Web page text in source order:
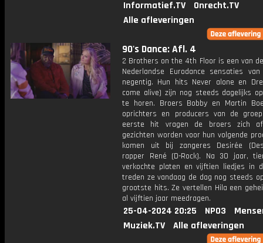
Informatief.TV
Onrecht.TV
Alle afleveringen
90's Dance: Afl. 4
2 Brothers on the 4th Floor is een van
Nederlandse Eurodance sensaties
negentig. Hun hits Never alone en
come alive) zijn nog steeds dagelijks
te horen. Broers Bobby en Martin
oprichters en producers van de
eerste hit vragen de broers zich
gezichten worden voor hun volgende
komen uit bij zangeres Desirée
rapper René (D-Rock). Na 30 jaar,
verkochte platen en vijftien liedjes in
treden ze vandaag de dag nog steeds
grootste hits. Ze vertellen Hila een
al vijftien jaar meedragen.
25-04-2024 20:25 NPO3
Muziek.TV
Alle afleveringen